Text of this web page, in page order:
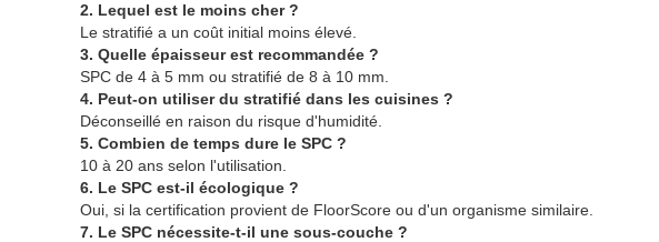
2. Lequel est le moins cher ?
Le stratifié a un coût initial moins élevé.
3. Quelle épaisseur est recommandée ?
SPC de 4 à 5 mm ou stratifié de 8 à 10 mm.
4. Peut-on utiliser du stratifié dans les cuisines ?
Déconseillé en raison du risque d'humidité.
5. Combien de temps dure le SPC ?
10 à 20 ans selon l'utilisation.
6. Le SPC est-il écologique ?
Oui, si la certification provient de FloorScore ou d'un organisme similaire.
7. Le SPC nécessite-t-il une sous-couche ?